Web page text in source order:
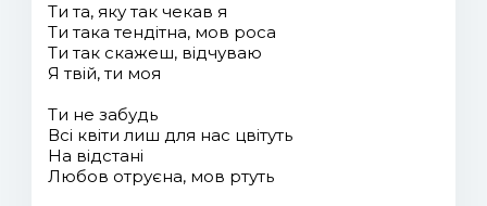
Ти та, яку так чекав я
Ти така тендітна, мов роса
Ти так скажеш, відчуваю
Я твій, ти моя
Ти не забудь
Всі квіти лиш для нас цвітуть
На відстані
Любов отруєна, мов ртуть